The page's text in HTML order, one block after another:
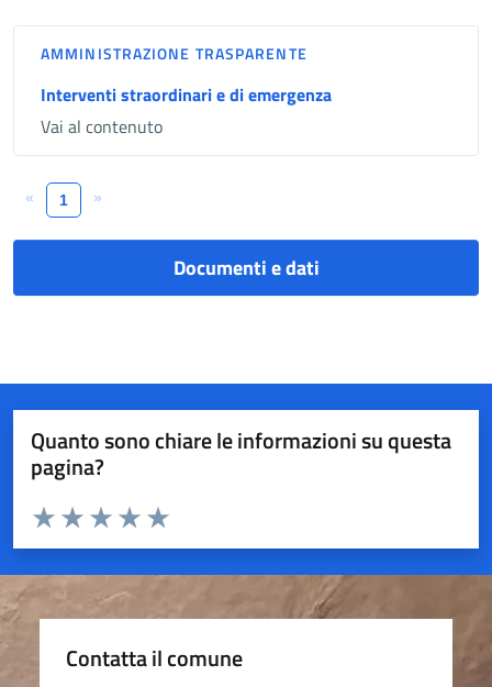
AMMINISTRAZIONE TRASPARENTE
Interventi straordinari e di emergenza
Vai al contenuto
« 1 »
Documenti e dati
Quanto sono chiare le informazioni su questa
pagina?
Valuta da 1 a 5 stelle la pagina
Valuta 5 stelle su 5
Valuta 4 stelle su 5
Valuta 3 stelle su 5
Valuta 2 stelle su 5
Valuta 1 stelle su 5
Contatta il comune